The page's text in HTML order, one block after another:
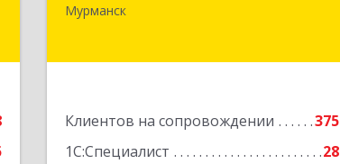
Мурманск
Клиентов на сопровождении
375
1С:Специалист
28
Подробнее